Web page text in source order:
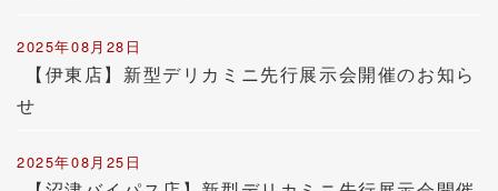
2025年08月28日
【伊東店】新型デリカミニ先行展示会開催のお知ら
せ
2025年08月25日